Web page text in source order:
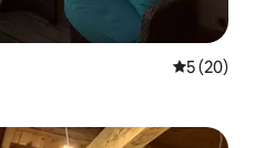
Prosječna
5 (20)